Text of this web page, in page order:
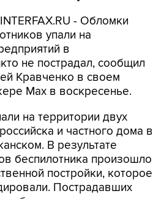
- Обломки
упали на
в
не пострадал, сообщил
Кравченко в своем
Max в воскресенье.
на территории двух
и частного дома в
В результате
беспилотника произошло
постройки, которое
Пострадавших